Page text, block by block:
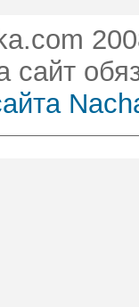
сайт